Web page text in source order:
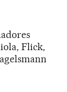
Flick,